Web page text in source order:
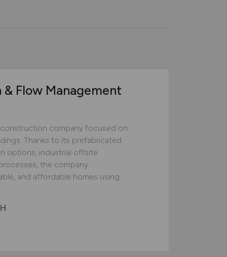
Flow Management
company focused on
Thanks to its prefabricated
options, industrial offsite
the company
and affordable homes using